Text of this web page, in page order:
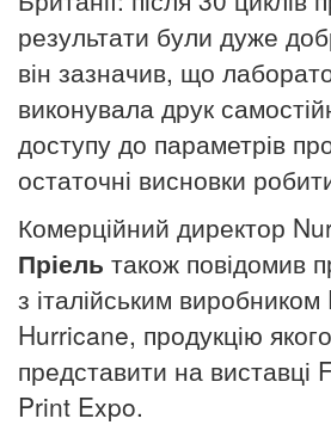
результати були дуже
він зазначив, що
виконувала друк
доступу до параметрів
остаточні висновки
Комерційний директор
Пріель також повідомив
з італійським
Hurricane, продукцію
представити на виставці
Print Expo.